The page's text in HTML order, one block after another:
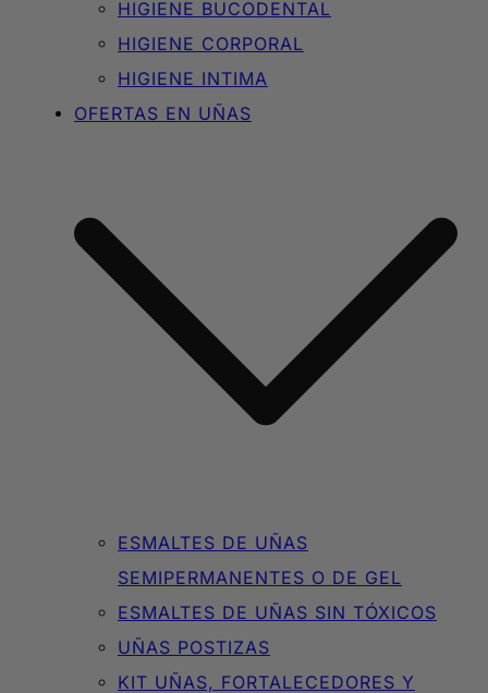
HIGIENE BUCODENTAL
HIGIENE CORPORAL
HIGIENE INTIMA
OFERTAS EN UÑAS
ESMALTES DE UÑAS
SEMIPERMANENTES O DE GEL
ESMALTES DE UÑAS SIN TÓXICOS
UÑAS POSTIZAS
KIT UÑAS, FORTALECEDORES Y